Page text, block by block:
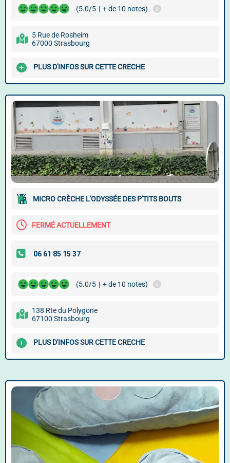
(5.0/5 | + de 10 notes)
5 Rue de Rosheim
67000 Strasbourg
PLUS D'INFOS SUR CETTE CRECHE
MICRO CRÈCHE L'ODYSSÉE DES P'TITS BOUTS
FERMÉ ACTUELLEMENT
(5.0/5 | + de 10 notes)
138 Rte du Polygone
67100 Strasbourg
PLUS D'INFOS SUR CETTE CRECHE